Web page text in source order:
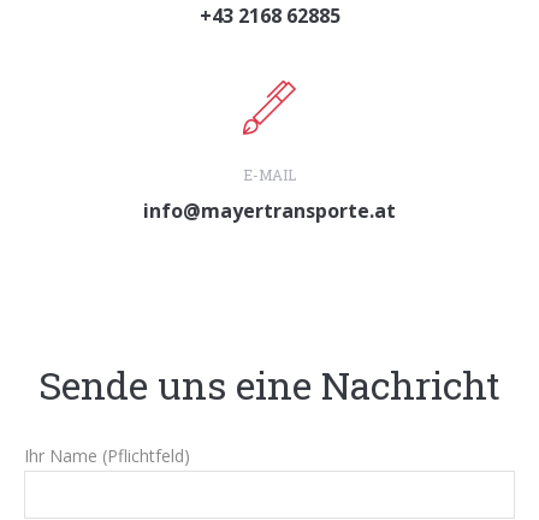
+43 2168 62885
E-MAIL
info@mayertransporte.at
Sende uns eine Nachricht
Ihr Name (Pflichtfeld)